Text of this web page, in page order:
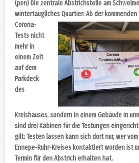
(pen) Die zentrale Abstrichstelle am
wintertaugliches Quartier:Ab der
Corona-
Tests nicht
mehr in
einem Zelt
auf dem
Parkdeck
des
Kreishauses, sondern in einem Gebäude in
sind drei Kabinen für die Testungen
gilt: Testen lassen kann sich dort nur, wer
Ennepe-Ruhr-Kreises kontaktiert worden ist
Termin für den Abstrich erhalten hat.